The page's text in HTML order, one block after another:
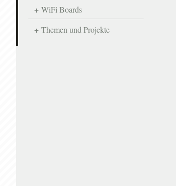
WiFi Boards
Themen und Projekte